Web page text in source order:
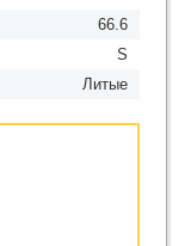
66.6
S
Литые